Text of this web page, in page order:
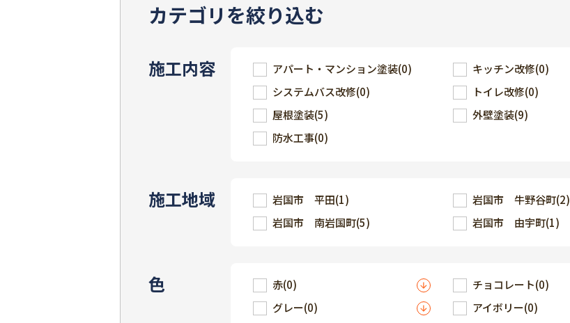
カテゴリを絞り込む
施工内容 アパート・マンション塗装(0) キッチン改修(0)
システムバス改修(0) トイレ改修(0)
屋根塗装(5) 外壁塗装(9)
防水工事(0)
施工地域 岩国市 平田(1) 岩国市 牛野谷町(2)
岩国市 南岩国町(5) 岩国市 由宇町(1)
色 赤(0) チョコレート(0)
グレー(0) アイボリー(0)